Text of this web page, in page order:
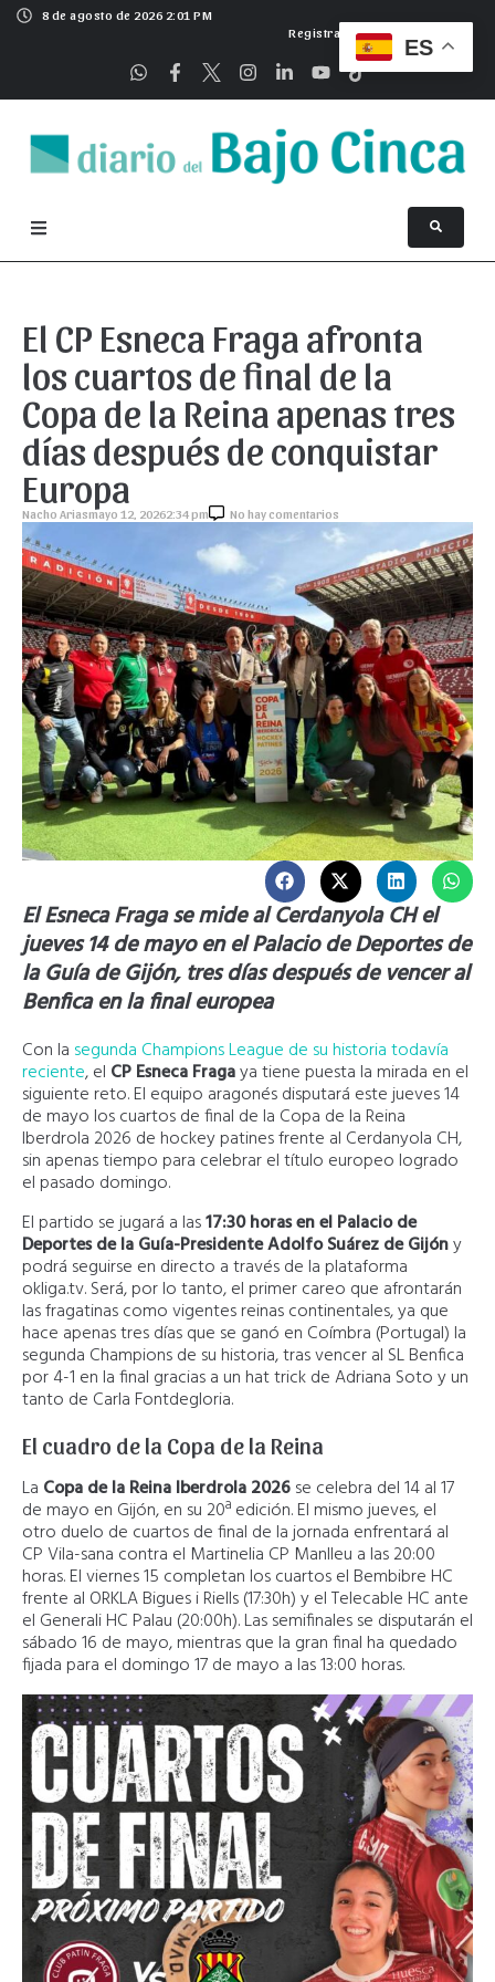
8 de agosto de 2026 2:01 PM
Registrarse
El CP Esneca Fraga afronta
los cuartos de final de la
Copa de la Reina apenas tres
días después de conquistar
Europa
Nacho Ariasmayo 12, 20262:34 pm No hay comentarios
El Esneca Fraga se mide al Cerdanyola CH el
jueves 14 de mayo en el Palacio de Deportes de
la Guía de Gijón, tres días después de vencer al
Benfica en la final europea
Con la segunda Champions League de su historia todavía
reciente, el CP Esneca Fragaya tiene puesta la mirada en el
siguiente reto. El equipo aragonés disputará este jueves 14
de mayo los cuartos de final de la Copa de la Reina
Iberdrola 2026 de hockey patines frente al Cerdanyola CH,
sin apenas tiempo para celebrar el título europeo logrado
el pasado domingo.
El partido se jugará a las17:30 horas en el Palacio de
Deportes de la Guía-Presidente Adolfo Suárez de Gijóny
podrá seguirse en directo a través de la plataforma
okliga.tv. Será, por lo tanto, el primer careo que afrontarán
las fragatinas como vigentes reinas continentales, ya que
hace apenas tres días que se ganó en Coímbra (Portugal) la
segunda Champions de su historia, tras vencer al SL Benfica
por 4-1 en la final gracias a un hat trick de Adriana Soto y un
tanto de Carla Fontdegloria.
El cuadro de la Copa de la Reina
La Copa de la Reina Iberdrola 2026se celebra del 14 al 17
de mayo en Gijón, en su 20ª edición. El mismo jueves, el
otro duelo de cuartos de final de la jornada enfrentará al
CP Vila-sana contra el Martinelia CP Manlleu a las 20:00
horas. El viernes 15 completan los cuartos el Bembibre HC
frente al ORKLA Bigues i Riells (17:30h) y el Telecable HC ante
el Generali HC Palau (20:00h). Las semifinales se disputarán el
sábado 16 de mayo, mientras que la gran final ha quedado
fijada para el domingo 17 de mayo a las 13:00 horas.
ES